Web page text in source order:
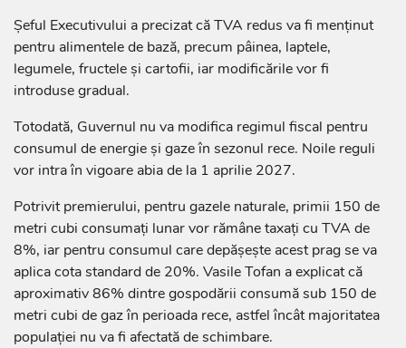
Șeful Executivului a precizat că TVA redus va fi menținut
pentru alimentele de bază, precum pâinea, laptele,
legumele, fructele și cartofii, iar modificările vor fi
introduse gradual.
Totodată, Guvernul nu va modifica regimul fiscal pentru
consumul de energie și gaze în sezonul rece. Noile reguli
vor intra în vigoare abia de la 1 aprilie 2027.
Potrivit premierului, pentru gazele naturale, primii 150 de
metri cubi consumați lunar vor rămâne taxați cu TVA de
8%, iar pentru consumul care depășește acest prag se va
aplica cota standard de 20%. Vasile Tofan a explicat că
aproximativ 86% dintre gospodării consumă sub 150 de
metri cubi de gaz în perioada rece, astfel încât majoritatea
populației nu va fi afectată de schimbare.